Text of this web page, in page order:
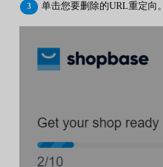
单击您要删除的URL重定向。